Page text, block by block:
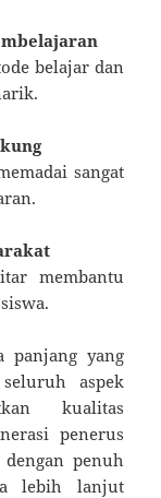
belajar dan
sangat
membantu
panjang yang
aspek
kualitas
penerus
penuh
lebih lanjut